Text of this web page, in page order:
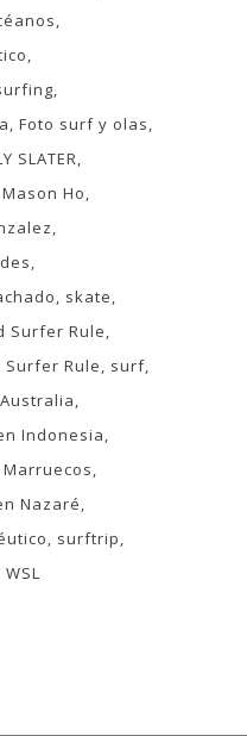
Foto surf y olas
SLATER
Mason Ho
skate
Surfer Rule
Surfer Rule
surf
Indonesia
Nazaré
surftrip
WSL